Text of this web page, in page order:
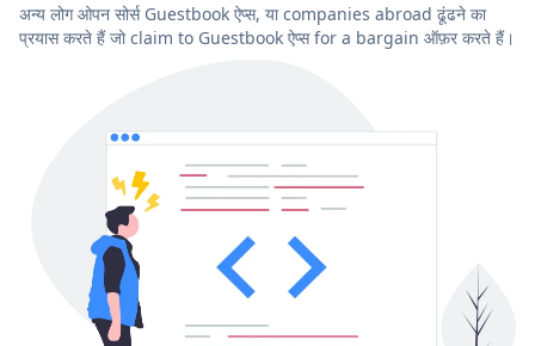
अन्य लोग ओपन सोर्स Guestbook ऐप्स, या companies abroad ढूंढने का
प्रयास करते हैं जो claim to Guestbook ऐप्स for a bargain ऑफ़र करते हैं।